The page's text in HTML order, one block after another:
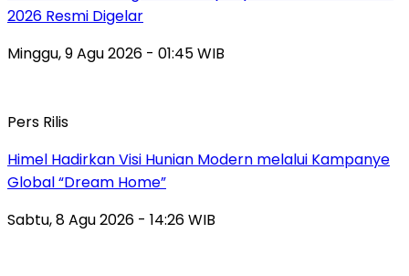
2026 Resmi Digelar
Minggu, 9 Agu 2026 - 01:45 WIB
Pers Rilis
Himel Hadirkan Visi Hunian Modern melalui Kampanye
Global “Dream Home”
Sabtu, 8 Agu 2026 - 14:26 WIB